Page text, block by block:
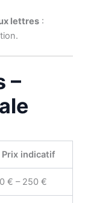
lettres:
–
Prix indicatif
€ – 250 €